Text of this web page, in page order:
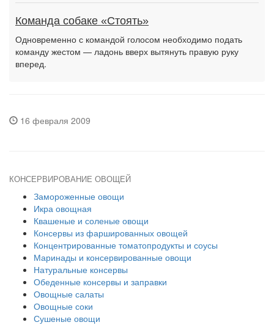
Команда собаке «Стоять»
Одновременно с командой голосом необходимо подать
команду жестом — ладонь вверх вытянуть правую руку
вперед.
16 февраля 2009
КОНСЕРВИРОВАНИЕ ОВОЩЕЙ
Замороженные овощи
Икра овощная
Квашеные и соленые овощи
Консервы из фаршированных овощей
Концентрированные томатопродукты и соусы
Маринады и консервированные овощи
Натуральные консервы
Обеденные консервы и заправки
Овощные салаты
Овощные соки
Сушеные овощи